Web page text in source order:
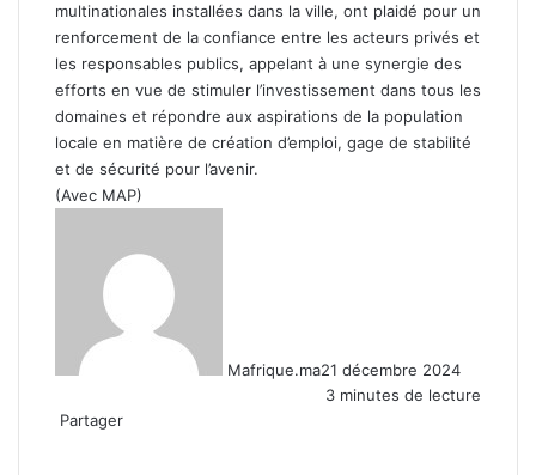
multinationales installées dans la ville, ont plaidé pour un
renforcement de la confiance entre les acteurs privés et
les responsables publics, appelant à une synergie des
efforts en vue de stimuler l’investissement dans tous les
domaines et répondre aux aspirations de la population
locale en matière de création d’emploi, gage de stabilité
et de sécurité pour l’avenir.
(Avec MAP)
Mafrique.ma21 décembre 2024
3 minutes de lecture
Partager